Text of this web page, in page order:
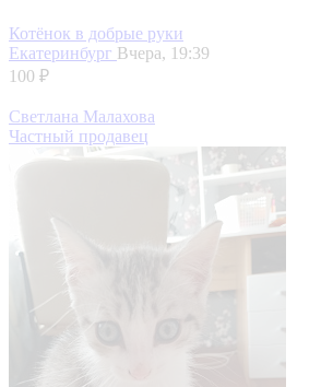
Котёнок в добрые руки
Екатеринбург Вчера, 19:39
100 ₽
Светлана Малахова
Частный продавец